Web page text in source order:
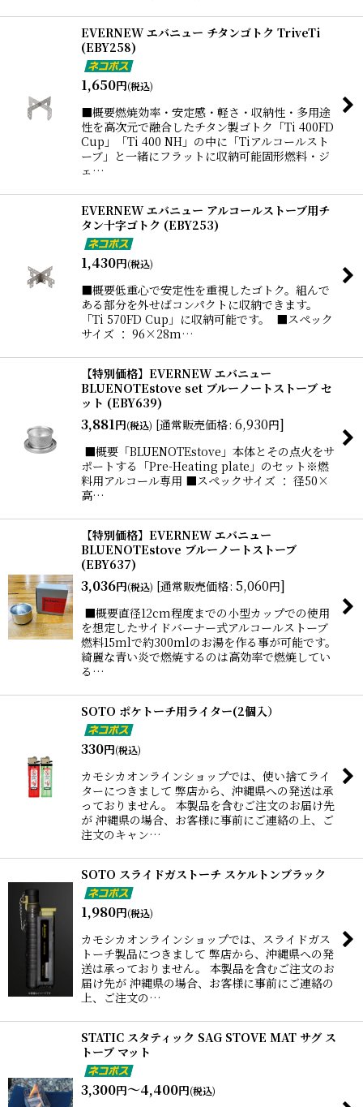
EVERNEW エバニュー チタンゴトク TriveTi
(EBY258)
1,650円(税込)
■概要燃焼効率・安定感・軽さ・収納性・多用途
性を高次元で融合したチタン製ゴトク「Ti 400FD
Cup」「Ti 400 NH」の中に「Tiアルコールスト
ーブ」と一緒にフラットに収納可能固形燃料・ジ
ェ…
EVERNEW エバニュー アルコールストーブ用チ
タン十字ゴトク (EBY253)
1,430円(税込)
■概要低重心で安定性を重視したゴトク。組んで
ある部分を外せばコンパクトに収納できます。
「Ti 570FD Cup」に収納可能です。 ■スペック
サイズ ： 96×28m…
【特別価格】EVERNEW エバニュー
BLUENOTEstove set ブルーノートストーブ セ
ット (EBY639)
3,881円(税込) [通常販売価格: 6,930円]
■概要「BLUENOTEstove」本体とその点火をサ
ポートする「Pre-Heating plate」のセット※燃
料用アルコール専用 ■スペックサイズ ： 径50×
高…
【特別価格】EVERNEW エバニュー
BLUENOTEstove ブルーノートストーブ
(EBY637)
3,036円(税込) [通常販売価格: 5,060円]
■概要直径12cm程度までの小型カップでの使用
を想定したサイドバーナー式アルコールストーブ
燃料15mlで約300mlのお湯を作る事が可能です。
綺麗な青い炎で燃焼するのは高効率で燃焼してい
る…
SOTO ポケトーチ用ライター(2個入）
330円(税込)
カモシカオンラインショップでは、使い捨てライ
ターにつきまして 弊店から、沖縄県への発送は承
っておりません。 本製品を含むご注文のお届け先
が 沖縄県の場合、お客様に事前にご連絡の上、ご
注文のキャン…
SOTO スライドガストーチ スケルトンブラック
1,980円(税込)
カモシカオンラインショップでは、スライドガス
トーチ製品につきまして 弊店から、沖縄県への発
送は承っておりません。 本製品を含むご注文のお
届け先が 沖縄県の場合、お客様に事前にご連絡の
上、ご注文の…
STATIC スタティック SAG STOVE MAT サグ ス
トーブ マット
3,300円～4,400円(税込)